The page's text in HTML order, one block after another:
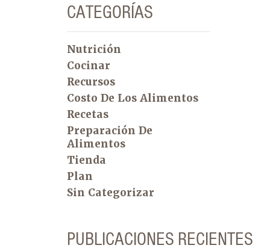
CATEGORÍAS
Nutrición
Cocinar
Recursos
Costo De Los Alimentos
Recetas
Preparación De
Alimentos
Tienda
Plan
Sin Categorizar
PUBLICACIONES RECIENTES